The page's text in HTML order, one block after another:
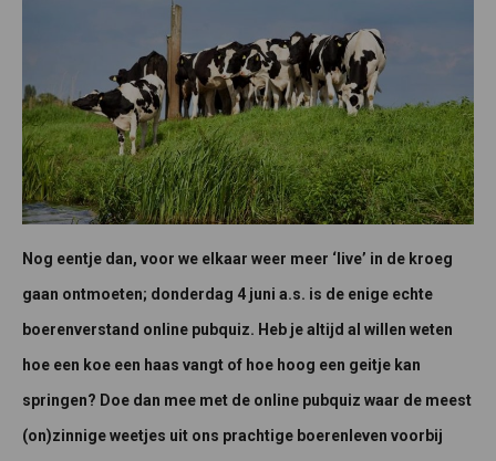
Nog eentje dan, voor we elkaar weer meer ‘live’ in de kroeg
gaan ontmoeten; donderdag 4 juni a.s. is de enige echte
boerenverstand online pubquiz. Heb je altijd al willen weten
hoe een koe een haas vangt of hoe hoog een geitje kan
springen? Doe dan mee met de online pubquiz waar de meest
(on)zinnige weetjes uit ons prachtige boerenleven voorbij